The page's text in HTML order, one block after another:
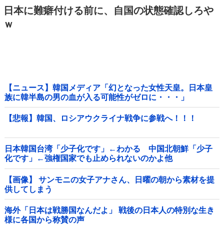
日本に難癖付ける前に、自国の状態確認しろや
ｗ
【ニュース】韓国メディア「幻となった女性天皇。日本皇
族に韓半島の男の血が入る可能性がゼロに・・・」
【悲報】韓国、ロシアウクライナ戦争に参戦へ！！！
日本韓国台湾「少子化です」←わかる 中国北朝鮮「少子
化です」←強権国家でも止められないのかよ他
【画像】 サンモニの女子アナさん、日曜の朝から素材を提
供してしまう
海外「日本は戦勝国なんだよ」 戦後の日本人の特別な生き
様に各国から称賛の声